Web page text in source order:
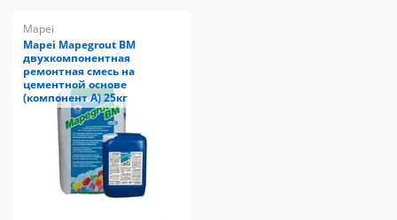
Mapei
Mapei Mapegrout BM
двухкомпонентная
ремонтная смесь на
цементной основе
(компонент А) 25кг